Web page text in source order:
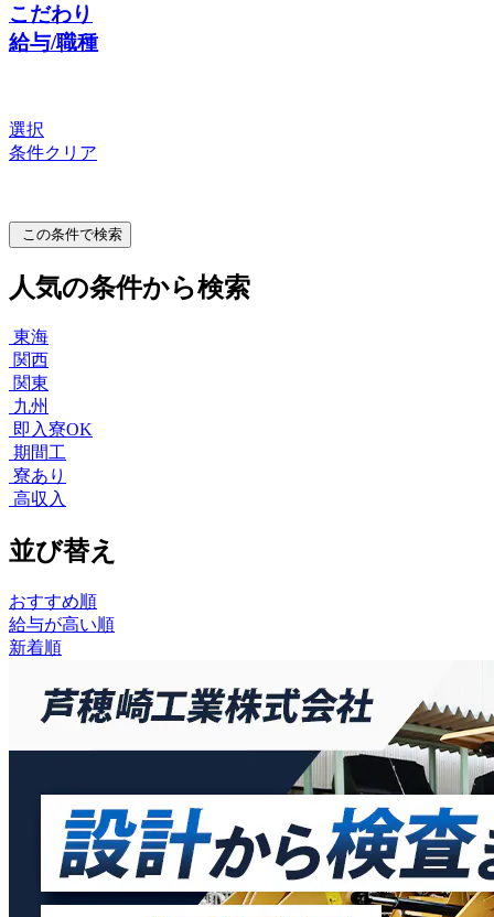
こだわり
給与/職種
選択
条件クリア
この条件で検索
人気の条件から検索
東海
関西
関東
九州
即入寮OK
期間工
寮あり
高収入
並び替え
おすすめ順
給与が高い順
新着順